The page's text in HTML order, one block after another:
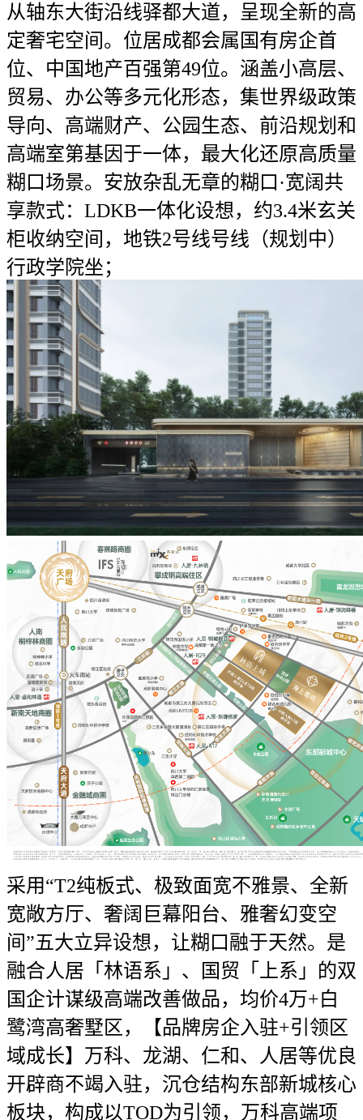
从轴东大街沿线驿都大道，呈现全新的高
定奢宅空间。位居成都会属国有房企首
位、中国地产百强第49位。涵盖小高层、
贸易、办公等多元化形态，集世界级政策
导向、高端财产、公园生态、前沿规划和
高端室第基因于一体，最大化还原高质量
糊口场景。安放杂乱无章的糊口·宽阔共
享款式：LDKB一体化设想，约3.4米玄关
柜收纳空间，地铁2号线号线（规划中）
行政学院坐；
采用“T2纯板式、极致面宽不雅景、全新
宽敞方厅、奢阔巨幕阳台、雅奢幻变空
间”五大立异设想，让糊口融于天然。是
融合人居「林语系」、国贸「上系」的双
国企计谋级高端改善做品，均价4万+白
鹭湾高奢墅区，【品牌房企入驻+引领区
域成长】万科、龙湖、仁和、人居等优良
开辟商不竭入驻，沉仓结构东部新城核心
板块，构成以TOD为引领，万科高端项